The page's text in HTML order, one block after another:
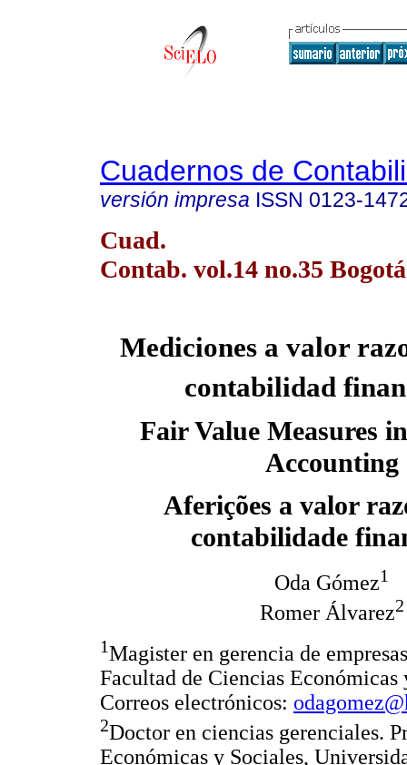
Cuadernos de
versión impresa ISSN 0123-
Cuad.
Contab. vol.14 no.35
Mediciones a valor
contabilidad
Fair Value Measures
Accounting
Aferições a valor
contabilidade
Oda Gómez1
Romer Álvarez2
1Magister en gerencia de
Facultad de Ciencias
Correos electrónicos:
2Doctor en ciencias gerenciales.
Económicas y Sociales,